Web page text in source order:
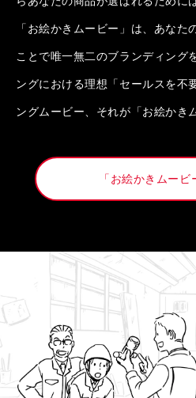
「お絵かきムービー」は、あな
ことで唯一無二のブランディング
ングにおける理想「セールスを不
ングムービー、それが「お絵かき
「お絵かきムービ